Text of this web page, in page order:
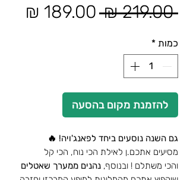
‏219.00 ‏₪
מחיר
כמות *
להזמנת מקום בהסעה
גם השנה נוסעים ביחד לפאנג'ויה! 🔥
מסיעים אתכם.ן לאילת הכי נוח, הכי קל
והכי משתלם ! ובנוסף, נהנים ממערך שאטלים